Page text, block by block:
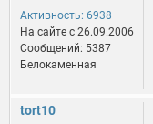
Активность: 6938
На сайте c 26.09.2006
Сообщений: 5387
Белокаменная
tort10